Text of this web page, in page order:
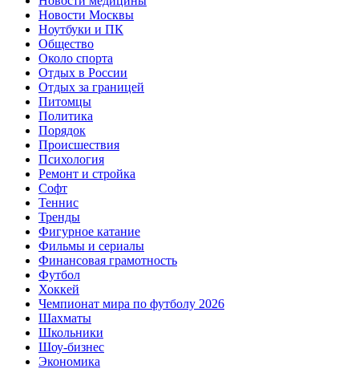
Новости Москвы
Ноутбуки и ПК
Общество
Около спорта
Отдых в России
Отдых за границей
Питомцы
Политика
Порядок
Происшествия
Психология
Ремонт и стройка
Софт
Теннис
Тренды
Фигурное катание
Фильмы и сериалы
Финансовая грамотность
Футбол
Хоккей
Чемпионат мира по футболу 2026
Шахматы
Школьники
Шоу-бизнес
Экономика